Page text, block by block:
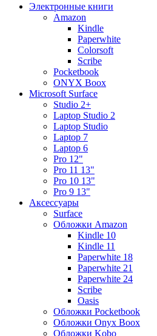
Электронные книги
Amazon
Kindle
Paperwhite
Colorsoft
Scribe
Pocketbook
ONYX Boox
Microsoft Surface
Studio 2+
Laptop Studio 2
Laptop Studio
Laptop 7
Laptop 6
Pro 12"
Pro 11 13"
Pro 10 13"
Pro 9 13"
Аксессуары
Surface
Обложки Amazon
Kindle 10
Kindle 11
Paperwhite 18
Paperwhite 21
Paperwhite 24
Scribe
Oasis
Обложки Pocketbook
Обложки Onyx Boox
Обложки Kobo